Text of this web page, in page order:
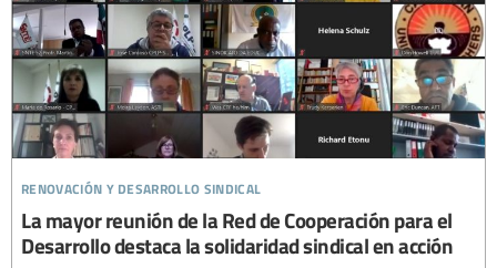
renovación y desarrollo sindical
La mayor reunión de la Red de Cooperación para el
Desarrollo destaca la solidaridad sindical en acción